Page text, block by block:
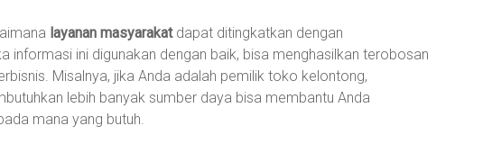
layanan masyarakatdapat ditingkatkan dengan
informasi ini digunakan dengan baik, bisa menghasilkan terobosan
Misalnya, jika Anda adalah pemilik toko kelontong,
lebih banyak sumber daya bisa membantu Anda
mana yang butuh.